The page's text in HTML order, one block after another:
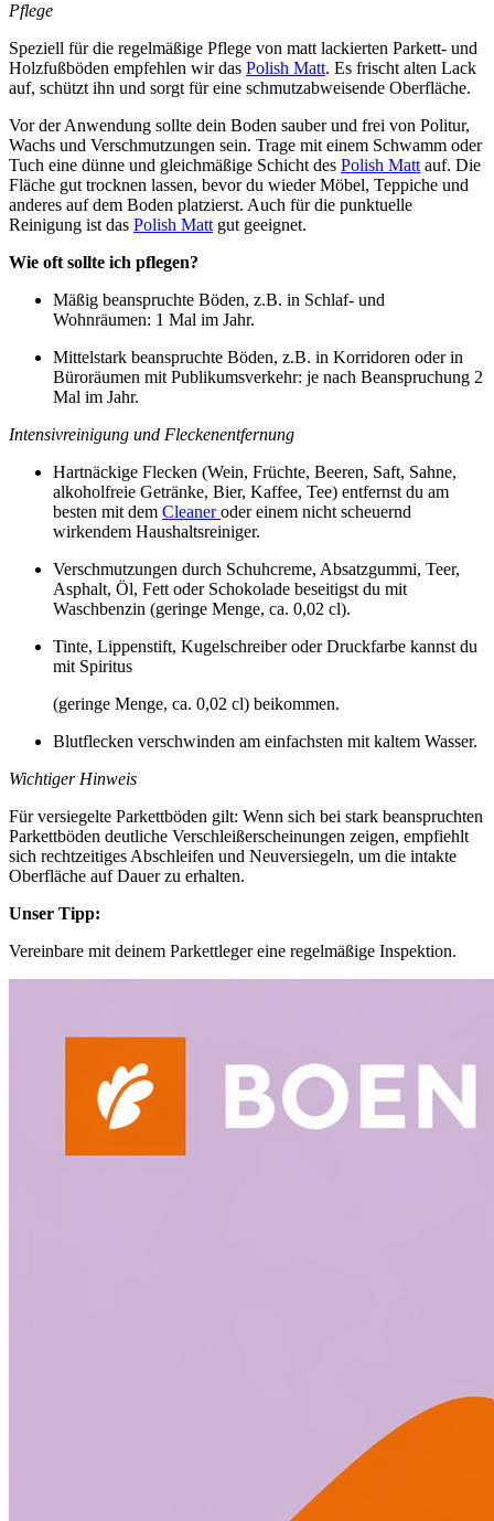
Pflege
Speziell für die regelmäßige Pflege von matt lackierten Parkett- und
Holzfußböden empfehlen wir das Polish Matt. Es frischt alten Lack
auf, schützt ihn und sorgt für eine schmutzabweisende Oberfläche.
Vor der Anwendung sollte dein Boden sauber und frei von Politur,
Wachs und Verschmutzungen sein. Trage mit einem Schwamm oder
Tuch eine dünne und gleichmäßige Schicht des Polish Matt auf. Die
Fläche gut trocknen lassen, bevor du wieder Möbel, Teppiche und
anderes auf dem Boden platzierst. Auch für die punktuelle
Reinigung ist das Polish Matt gut geeignet.
Wie oft sollte ich pflegen?
Mäßig beanspruchte Böden, z.B. in Schlaf- und
Wohnräumen: 1 Mal im Jahr.
Mittelstark beanspruchte Böden, z.B. in Korridoren oder in
Büroräumen mit Publikumsverkehr: je nach Beanspruchung 2
Mal im Jahr.
Intensivreinigung und Fleckenentfernung
Hartnäckige Flecken (Wein, Früchte, Beeren, Saft, Sahne,
alkoholfreie Getränke, Bier, Kaffee, Tee) entfernst du am
besten mit dem Cleaneroder einem nicht scheuernd
wirkendem Haushaltsreiniger.
Verschmutzungen durch Schuhcreme, Absatzgummi, Teer,
Asphalt, Öl, Fett oder Schokolade beseitigst du mit
Waschbenzin (geringe Menge, ca. 0,02 cl).
Tinte, Lippenstift, Kugelschreiber oder Druckfarbe kannst du
mit Spiritus
(geringe Menge, ca. 0,02 cl) beikommen.
Blutflecken verschwinden am einfachsten mit kaltem Wasser.
Wichtiger Hinweis
Für versiegelte Parkettböden gilt: Wenn sich bei stark beanspruchten
Parkettböden deutliche Verschleißerscheinungen zeigen, empfiehlt
sich rechtzeitiges Abschleifen und Neuversiegeln, um die intakte
Oberfläche auf Dauer zu erhalten.
Unser Tipp:
Vereinbare mit deinem Parkettleger eine regelmäßige Inspektion.